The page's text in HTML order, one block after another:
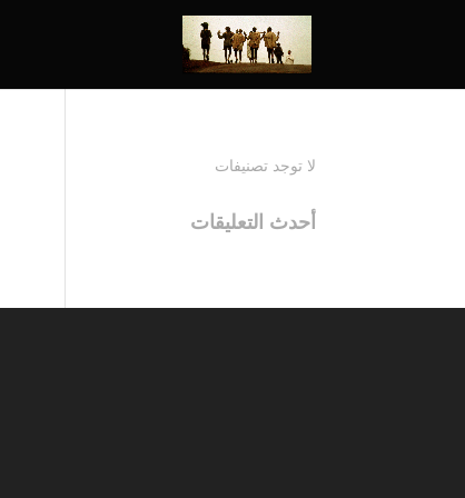
لا توجد تصنيفات
أحدث التعليقات